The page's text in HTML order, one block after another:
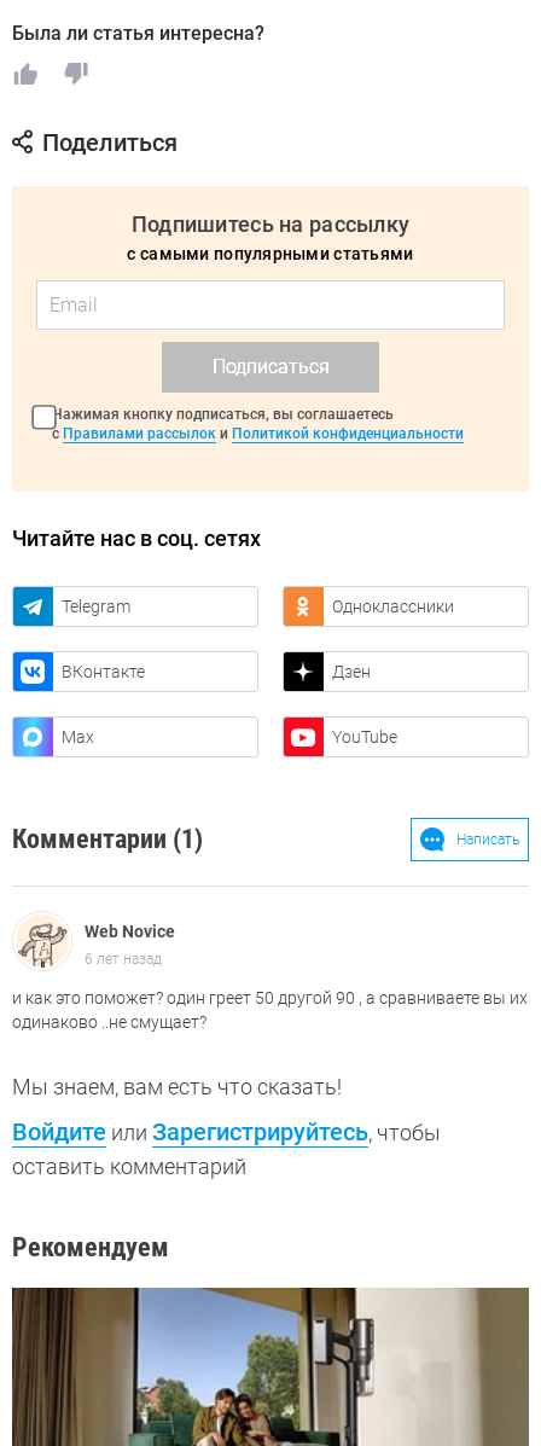
Была ли статья интересна?
Поделиться
Подпишитесь на рассылку
с самыми популярными статьями
Подписаться
Нажимая кнопку подписаться, вы соглашаетесь
с Правилами рассылок и Политикой конфиденциальности
Читайте нас в соц. сетях
Telegram Одноклассники
ВКонтакте Дзен
Max YouTube
Комментарии (1) Написать
Web Novice
6 лет назад
и как это поможет? один греет 50 другой 90 , а сравниваете вы их
одинаково ..не смущает?
Мы знаем, вам есть что сказать!
Войдите или Зарегистрируйтесь, чтобы
оставить комментарий
Рекомендуем